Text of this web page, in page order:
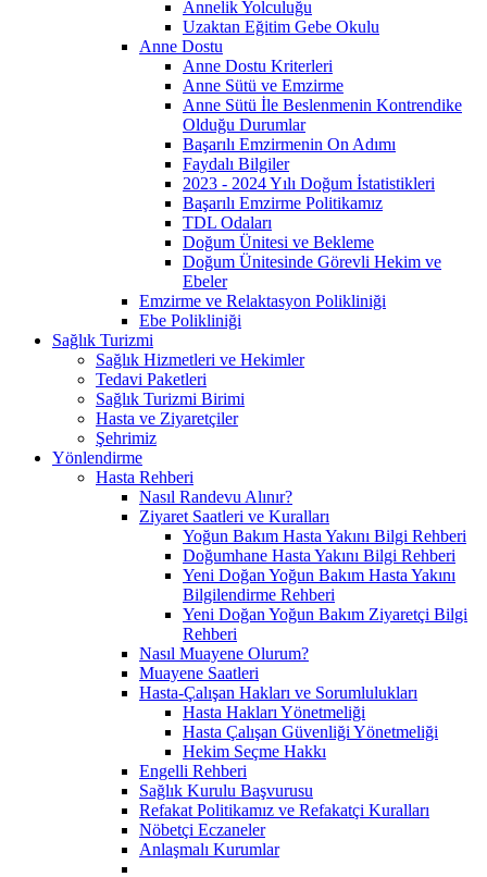
Annelik Yolculuğu
Uzaktan Eğitim Gebe Okulu
Anne Dostu
Anne Dostu Kriterleri
Anne Sütü ve Emzirme
Anne Sütü İle Beslenmenin Kontrendike
Olduğu Durumlar
Başarılı Emzirmenin On Adımı
Faydalı Bilgiler
2023 - 2024 Yılı Doğum İstatistikleri
Başarılı Emzirme Politikamız
TDL Odaları
Doğum Ünitesi ve Bekleme
Doğum Ünitesinde Görevli Hekim ve
Ebeler
Emzirme ve Relaktasyon Polikliniği
Ebe Polikliniği
Sağlık Turizmi
Sağlık Hizmetleri ve Hekimler
Tedavi Paketleri
Sağlık Turizmi Birimi
Hasta ve Ziyaretçiler
Şehrimiz
Yönlendirme
Hasta Rehberi
Nasıl Randevu Alınır?
Ziyaret Saatleri ve Kuralları
Yoğun Bakım Hasta Yakını Bilgi Rehberi
Doğumhane Hasta Yakını Bilgi Rehberi
Yeni Doğan Yoğun Bakım Hasta Yakını
Bilgilendirme Rehberi
Yeni Doğan Yoğun Bakım Ziyaretçi Bilgi
Rehberi
Nasıl Muayene Olurum?
Muayene Saatleri
Hasta-Çalışan Hakları ve Sorumlulukları
Hasta Hakları Yönetmeliği
Hasta Çalışan Güvenliği Yönetmeliği
Hekim Seçme Hakkı
Engelli Rehberi
Sağlık Kurulu Başvurusu
Refakat Politikamız ve Refakatçi Kuralları
Nöbetçi Eczaneler
Anlaşmalı Kurumlar